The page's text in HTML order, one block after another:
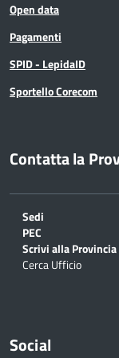
Open data
Pagamenti
SPID - LepidaID
Sportello Corecom
Contatta la
Sedi
PEC
Scrivi alla Provincia
Cerca Ufficio
Social